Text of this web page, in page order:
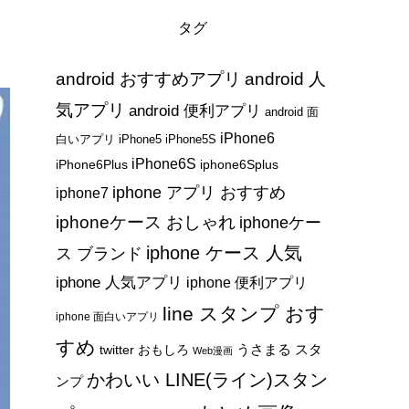
タグ
android おすすめアプリ android 人
気アプリ android 便利アプリ android 面
白いアプリ iPhone5 iPhone5S iPhone6
iPhone6Plus iPhone6S iphone6Splus
iphone7 iphone アプリ おすすめ
iphoneケース おしゃれ iphoneケー
ス ブランド iphone ケース 人気
iphone 人気アプリ iphone 便利アプリ
iphone 面白いアプリ line スタンプ おす
すめ twitter おもしろ Web漫画 うさまる スタ
ンプ かわいい LINE(ライン)スタン